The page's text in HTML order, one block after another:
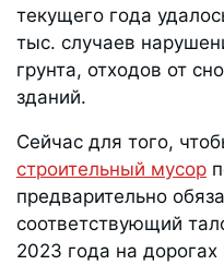
текущего года
тыс. случаев
грунта, отходов от
зданий.
Сейчас для того,
строительный мусор
предварительно
соответствующий
2023 года на